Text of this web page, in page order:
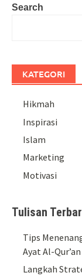
Search
KATEGORI
Hikmah
Inspirasi
Islam
Marketing
Motivasi
Tulisan
Tips
Ayat Al-Qur’an
Langkah